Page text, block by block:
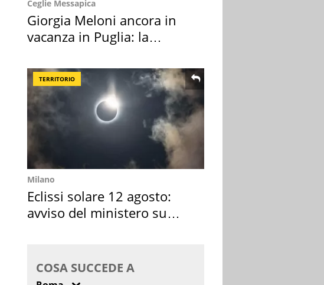
Ceglie Messapica
Giorgia Meloni ancora in
vacanza in Puglia: la
TERRITORIO
Milano
Eclissi solare 12 agosto:
avviso del ministero su